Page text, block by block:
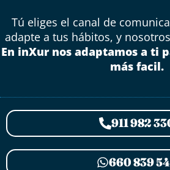
Tú eliges el canal de
adapte a tus hábitos, y
En inXur nos adaptamos a ti
más facil.
911 982
660 839